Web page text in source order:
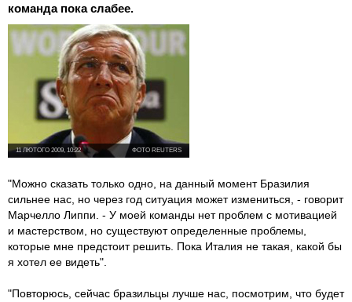
команда пока слабее.
ФОТО REUTERS
11 ЛЮТОГО 2009, 10:22
"Можно сказать только одно, на данный момент Бразилия
сильнее нас, но через год ситуация может измениться, - говорит
Марчелло Липпи. - У моей команды нет проблем с мотивацией
и мастерством, но существуют определенные проблемы,
которые мне предстоит решить. Пока Италия не такая, какой бы
я хотел ее видеть".
"Повторюсь, сейчас бразильцы лучше нас, посмотрим, что будет